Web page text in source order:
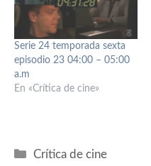
cambio de que Bauer
acceda a las bombas…
Serie 24 temporada sexta
episodio 23 04:00 – 05:00
a.m
En «Crítica de cine»
Categorías
Crítica de cine